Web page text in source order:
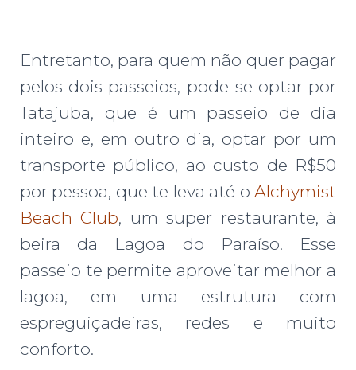
Entretanto, para quem não quer pagar
pelos dois passeios, pode-se optar por
Tatajuba, que é um passeio de dia
inteiro e, em outro dia, optar por um
transporte público, ao custo de R$50
por pessoa, que te leva até o Alchymist
Beach Club, um super restaurante, à
beira da Lagoa do Paraíso. Esse
passeio te permite aproveitar melhor a
lagoa, em uma estrutura com
espreguiçadeiras, redes e muito
conforto.